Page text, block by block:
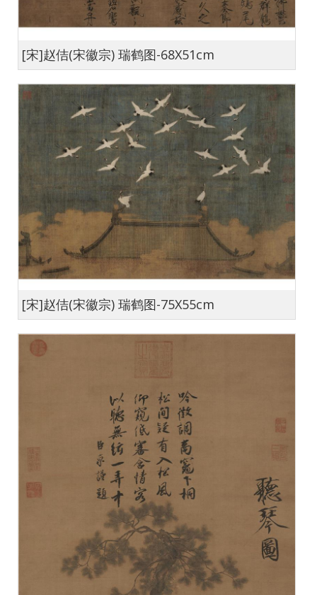
[宋]赵佶(宋徽宗) 瑞鹤图-68X51cm
[宋]赵佶(宋徽宗) 瑞鹤图-75X55cm